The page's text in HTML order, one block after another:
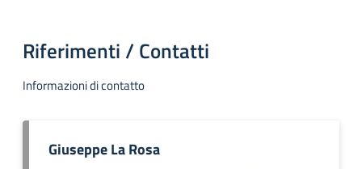
Riferimenti / Contatti
Informazioni di contatto
Giuseppe La Rosa